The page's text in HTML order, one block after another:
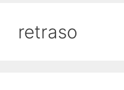
retraso